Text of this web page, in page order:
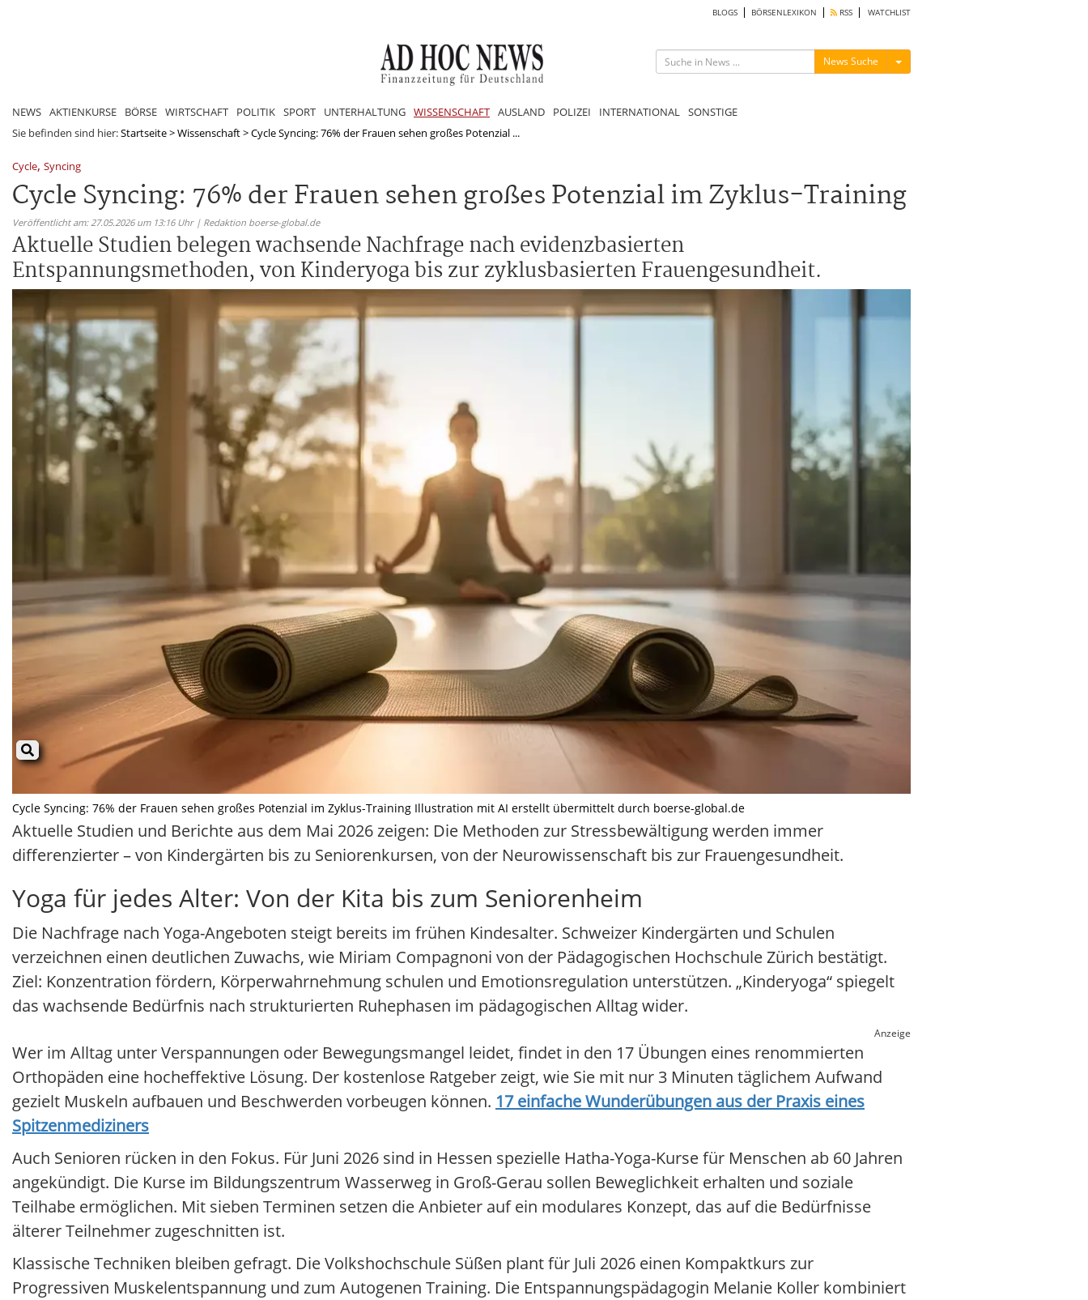
BLOGS BÖRSENLEXIKON RSS WATCHLIST
News Suche Menü ein-/ausblenden
NEWS AKTIENKURSE BÖRSE WIRTSCHAFT POLITIK SPORT UNTERHALTUNG WISSENSCHAFT AUSLAND POLIZEI INTERNATIONAL SONSTIGE
Sie befinden sind hier:Startseite>Wissenschaft>Cycle Syncing: 76% der Frauen sehen großes Potenzial ...
Cycle, Syncing
Cycle Syncing: 76% der Frauen sehen großes Potenzial im Zyklus-Training
Veröffentlicht am: 27.05.2026 um 13:16 Uhr | Redaktion boerse-global.de
Aktuelle Studien belegen wachsende Nachfrage nach evidenzbasierten
Entspannungsmethoden, von Kinderyoga bis zur zyklusbasierten Frauengesundheit.
Cycle Syncing: 76% der Frauen sehen großes Potenzial im Zyklus-Training Illustration mit AI erstellt übermittelt durch boerse-global.de
Aktuelle Studien und Berichte aus dem Mai 2026 zeigen: Die Methoden zur Stressbewältigung werden immer
differenzierter – von Kindergärten bis zu Seniorenkursen, von der Neurowissenschaft bis zur Frauengesundheit.
Yoga für jedes Alter: Von der Kita bis zum Seniorenheim
Die Nachfrage nach Yoga-Angeboten steigt bereits im frühen Kindesalter. Schweizer Kindergärten und Schulen
verzeichnen einen deutlichen Zuwachs, wie Miriam Compagnoni von der Pädagogischen Hochschule Zürich bestätigt.
Ziel: Konzentration fördern, Körperwahrnehmung schulen und Emotionsregulation unterstützen. „Kinderyoga“ spiegelt
das wachsende Bedürfnis nach strukturierten Ruhephasen im pädagogischen Alltag wider.
Anzeige
Wer im Alltag unter Verspannungen oder Bewegungsmangel leidet, findet in den 17 Übungen eines renommierten
Orthopäden eine hocheffektive Lösung. Der kostenlose Ratgeber zeigt, wie Sie mit nur 3 Minuten täglichem Aufwand
gezielt Muskeln aufbauen und Beschwerden vorbeugen können. 17 einfache Wunderübungen aus der Praxis eines
Spitzenmediziners
Auch Senioren rücken in den Fokus. Für Juni 2026 sind in Hessen spezielle Hatha-Yoga-Kurse für Menschen ab 60 Jahren
angekündigt. Die Kurse im Bildungszentrum Wasserweg in Groß-Gerau sollen Beweglichkeit erhalten und soziale
Teilhabe ermöglichen. Mit sieben Terminen setzen die Anbieter auf ein modulares Konzept, das auf die Bedürfnisse
älterer Teilnehmer zugeschnitten ist.
Klassische Techniken bleiben gefragt. Die Volkshochschule Süßen plant für Juli 2026 einen Kompaktkurs zur
Progressiven Muskelentspannung und zum Autogenen Training. Die Entspannungspädagogin Melanie Koller kombiniert